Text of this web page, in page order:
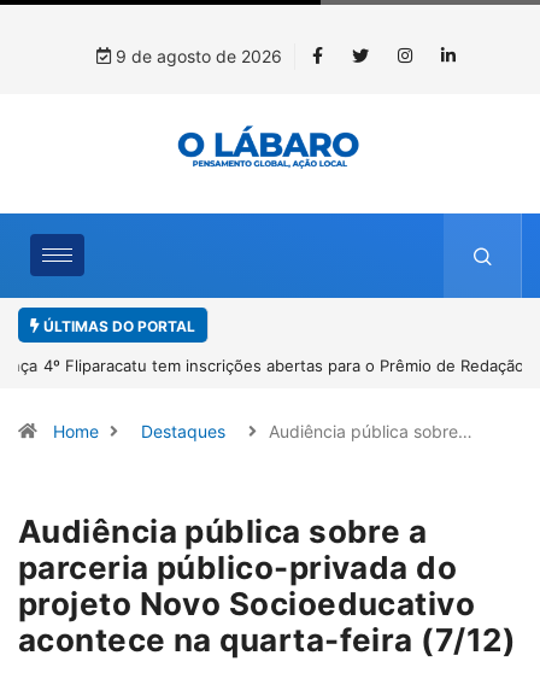
9 de agosto de 2026
ÚLTIMAS DO PORTAL
4º Fliparacatu tem inscrições abertas para o Prêmio de Redação e
Home Destaques Audiência pública sobre…
Audiência pública sobre a
parceria público-privada do
projeto Novo Socioeducativo
acontece na quarta-feira (7/12)